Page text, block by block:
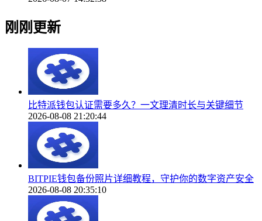
刚刚更新
比特派钱包认证需要多久？一文理清时长与关键细节
2026-08-08 21:20:44
BITPIE钱包备份照片详细教程，守护你的数字资产安全
2026-08-08 20:35:10